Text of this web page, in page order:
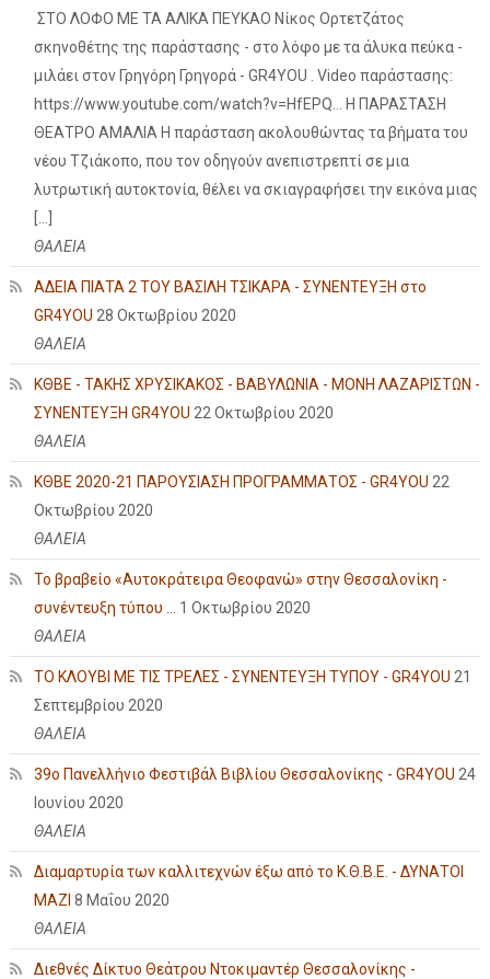
ΣΤΟ ΛΟΦΟ ΜΕ ΤΑ ΑΛΙΚΑ ΠΕΥΚΑΟ Νίκος Ορτετζάτος
σκηνοθέτης της παράστασης - στο λόφο με τα άλυκα πεύκα -
μιλάει στον Γρηγόρη Γρηγορά - GR4YOU . Video παράστασης:
https://www.youtube.com/watch?v=HfEPQ... Η ΠΑΡΑΣΤΑΣΗ
ΘΕΑΤΡΟ ΑΜΑΛΙΑ Η παράσταση ακολουθώντας τα βήματα του
νέου Τζιάκοπο, που τον οδηγούν ανεπιστρεπτί σε μια
λυτρωτική αυτοκτονία, θέλει να σκιαγραφήσει την εικόνα μιας
[…]
ΘΑΛΕΙΑ
ΑΔΕΙΑ ΠΙΑΤΑ 2 ΤΟΥ ΒΑΣΙΛΗ ΤΣΙΚΑΡΑ - ΣΥΝΕΝΤΕΥΞΗ στο
GR4YOU 28 Οκτωβρίου 2020
ΘΑΛΕΙΑ
ΚΘΒΕ - ΤΑΚΗΣ ΧΡΥΣΙΚΑΚΟΣ - ΒΑΒΥΛΩΝΙΑ - ΜΟΝΗ ΛΑΖΑΡΙΣΤΩΝ -
ΣΥΝΕΝΤΕΥΞΗ GR4YOU 22 Οκτωβρίου 2020
ΘΑΛΕΙΑ
ΚΘΒΕ 2020-21 ΠΑΡΟΥΣΙΑΣΗ ΠΡΟΓΡΑΜΜΑΤΟΣ - GR4YOU 22
Οκτωβρίου 2020
ΘΑΛΕΙΑ
Το βραβείο «Αυτοκράτειρα Θεοφανώ» στην Θεσσαλονίκη -
συνέντευξη τύπου ...
1 Οκτωβρίου 2020
ΘΑΛΕΙΑ
ΤΟ ΚΛΟΥΒΙ ΜΕ ΤΙΣ ΤΡΕΛΕΣ - ΣΥΝΕΝΤΕΥΞΗ ΤΥΠΟΥ - GR4YOU 21
Σεπτεμβρίου 2020
ΘΑΛΕΙΑ
39ο Πανελλήνιο Φεστιβάλ Βιβλίου Θεσσαλονίκης - GR4YOU 24
Ιουνίου 2020
ΘΑΛΕΙΑ
Διαμαρτυρία των καλλιτεχνών έξω από το Κ.Θ.Β.Ε. - ΔΥΝΑΤΟΙ
ΜΑΖΙ 8 Μαΐου 2020
ΘΑΛΕΙΑ
Διεθνές Δίκτυο Θεάτρου Ντοκιμαντέρ Θεσσαλονίκης -